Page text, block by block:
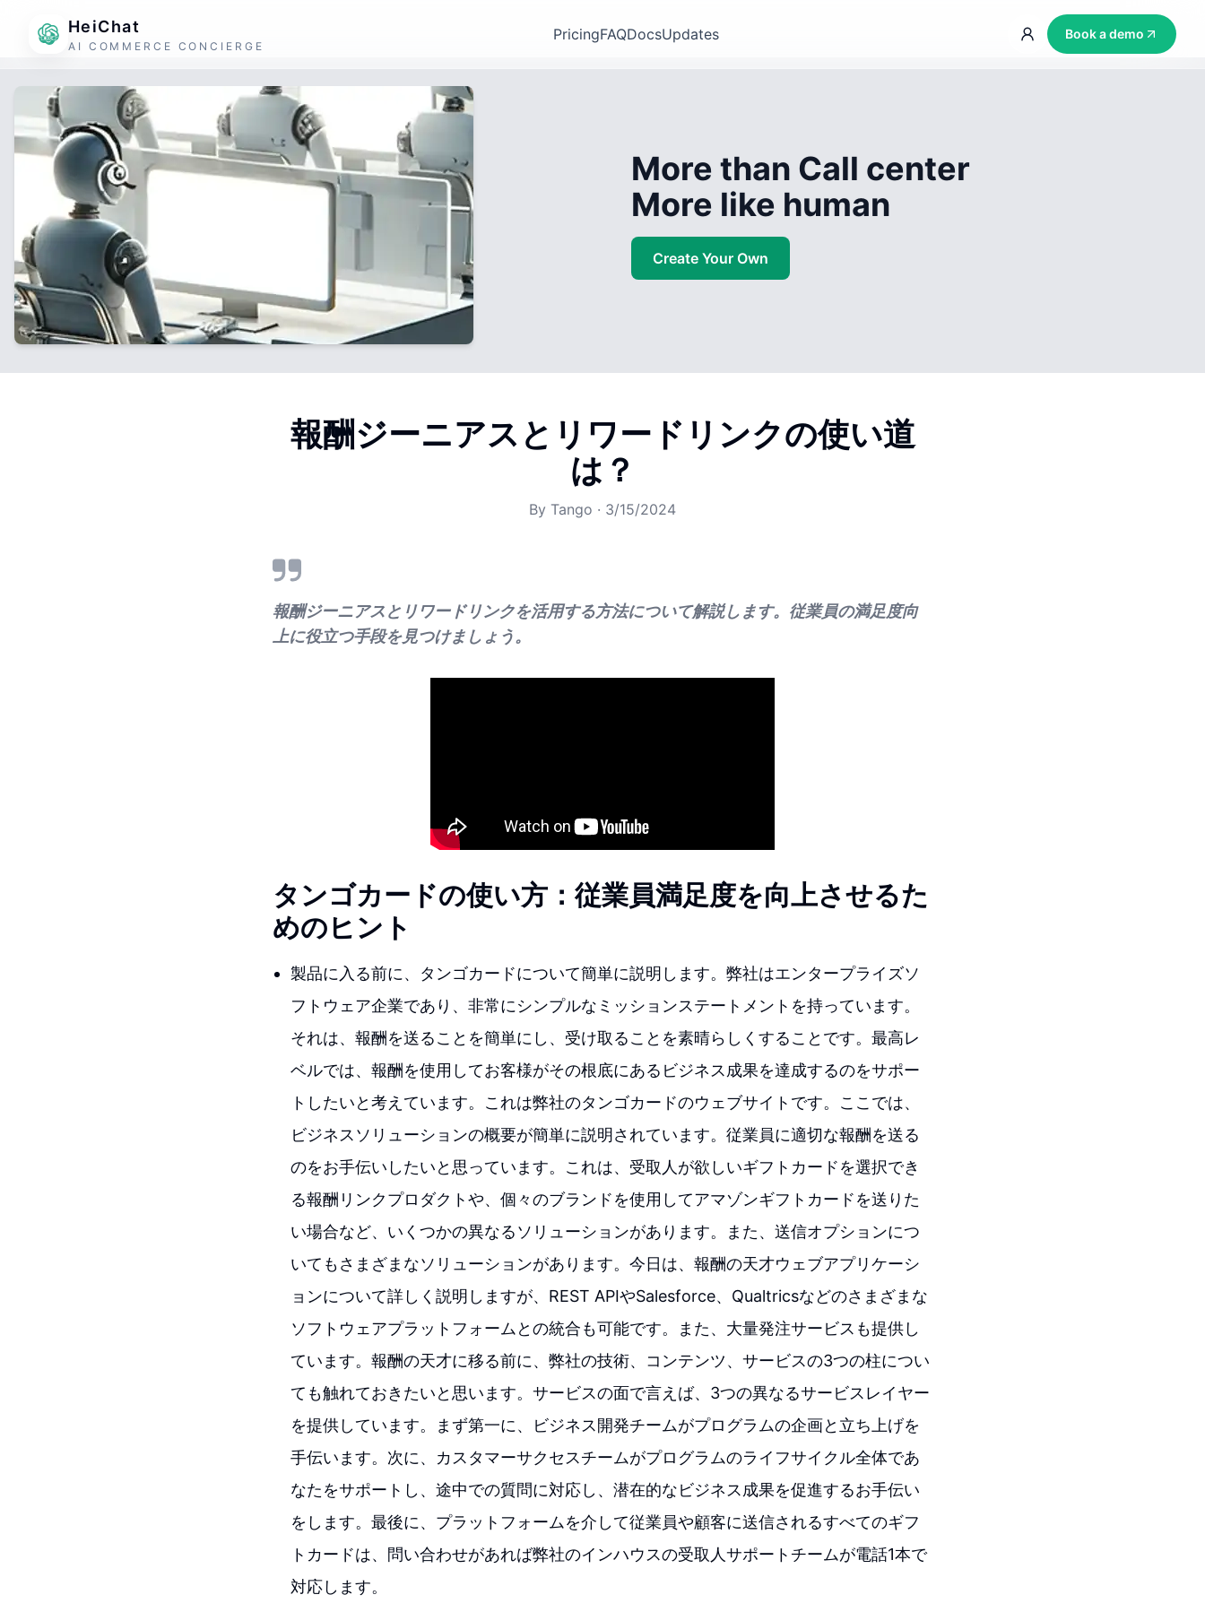
HeiChat
AI COMMERCE CONCIERGE
PricingFAQDocsUpdates Book a demo
More than Call center
More like human
Create Your Own
報酬ジーニアスとリワードリンクの使い道
は？
By Tango · 3/15/2024
報酬ジーニアスとリワードリンクを活用する方法について解説します。従業員の満足度向
上に役立つ手段を見つけましょう。
タンゴカードの使い方：従業員満足度を向上させるた
めのヒント
製品に入る前に、タンゴカードについて簡単に説明します。弊社はエンタープライズソ
フトウェア企業であり、非常にシンプルなミッションステートメントを持っています。
それは、報酬を送ることを簡単にし、受け取ることを素晴らしくすることです。最高レ
ベルでは、報酬を使用してお客様がその根底にあるビジネス成果を達成するのをサポー
トしたいと考えています。これは弊社のタンゴカードのウェブサイトです。ここでは、
ビジネスソリューションの概要が簡単に説明されています。従業員に適切な報酬を送る
のをお手伝いしたいと思っています。これは、受取人が欲しいギフトカードを選択でき
る報酬リンクプロダクトや、個々のブランドを使用してアマゾンギフトカードを送りた
い場合など、いくつかの異なるソリューションがあります。また、送信オプションにつ
いてもさまざまなソリューションがあります。今日は、報酬の天才ウェブアプリケーシ
ョンについて詳しく説明しますが、REST APIやSalesforce、Qualtricsなどのさまざまな
ソフトウェアプラットフォームとの統合も可能です。また、大量発注サービスも提供し
ています。報酬の天才に移る前に、弊社の技術、コンテンツ、サービスの3つの柱につい
ても触れておきたいと思います。サービスの面で言えば、3つの異なるサービスレイヤー
を提供しています。まず第一に、ビジネス開発チームがプログラムの企画と立ち上げを
手伝います。次に、カスタマーサクセスチームがプログラムのライフサイクル全体であ
なたをサポートし、途中での質問に対応し、潜在的なビジネス成果を促進するお手伝い
をします。最後に、プラットフォームを介して従業員や顧客に送信されるすべてのギフ
トカードは、問い合わせがあれば弊社のインハウスの受取人サポートチームが電話1本で
対応します。